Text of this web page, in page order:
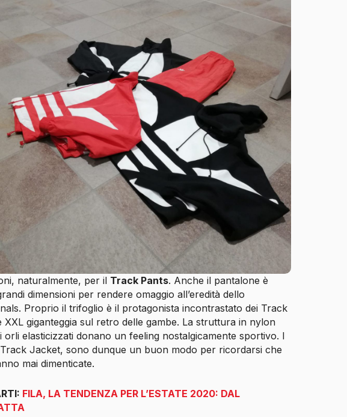
naturalmente, per il Track Pants. Anche il pantalone è
dimensioni per rendere omaggio all’eredità dello
Proprio il trifoglio è il protagonista incontrastato dei Track
XXL giganteggia sul retro delle gambe. La struttura in nylon
elasticizzati donano un feeling nostalgicamente sportivo. I
Jacket, sono dunque un buon modo per ricordarsi che
mai dimenticate.
FILA, LA TENDENZA PER L’ESTATE 2020: DAL